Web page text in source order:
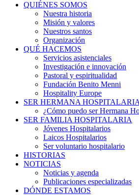
QUIÉNES SOMOS
Nuestra historia
Misión y valores
Nuestros santos
Organización
QUÉ HACEMOS
Servicios asistenciales
Investigación e innovación
Pastoral y espiritualidad
Fundación Benito Menni
Hospitality Europe
SER HERMANA HOSPITALARIA
¿Cómo puedo ser Hermana
SER FAMILIA HOSPITALARIA
Jóvenes Hospitalarios
Laicos Hospitalarios
Ser voluntario hospitalario
HISTORIAS
NOTICIAS
Noticias y agenda
Publicaciones especializadas
DÓNDE ESTAMOS